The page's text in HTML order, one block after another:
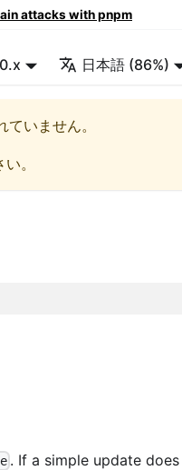
attacks with pnpm
日本語 (86%)
いません。
。
. If a simple update